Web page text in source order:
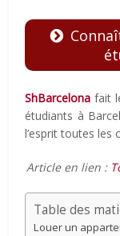
ShBarcelona fait
étudiants à
l’esprit toutes les
Article en lien :
Table des
Louer un